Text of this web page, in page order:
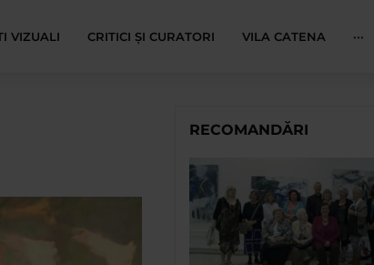
VIZUALI CRITICI ȘI CURATORI VILA CATENA ···
RECOMANDĂRI